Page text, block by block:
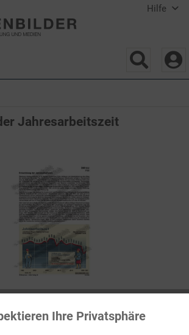
Hilfe
Jahresarbeitszeit
Aktiv
Ihre Privatsphäre